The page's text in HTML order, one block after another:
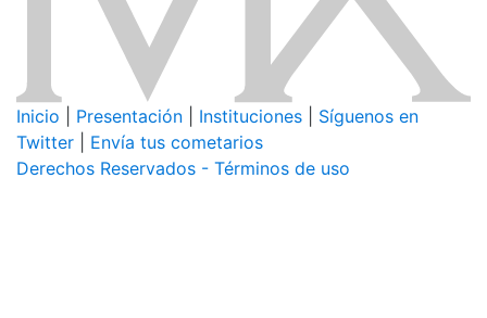
Inicio Presentación Instituciones
Síguenos en
Twitter
Envía tus cometarios
Derechos Reservados - Términos de uso